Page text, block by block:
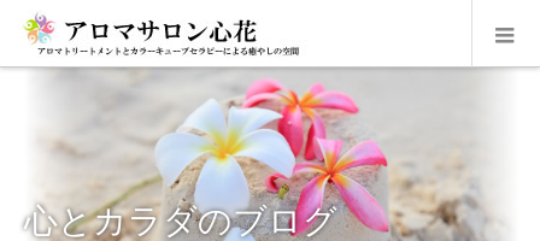
心とカラダのブログ